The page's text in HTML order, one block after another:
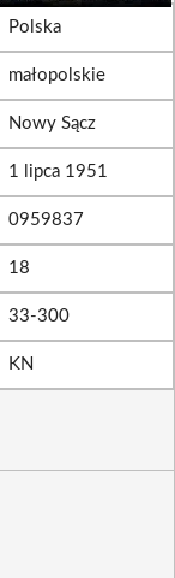
Polska
małopolskie
Nowy Sącz
1 lipca 1951
0959837
18
33-300
KN